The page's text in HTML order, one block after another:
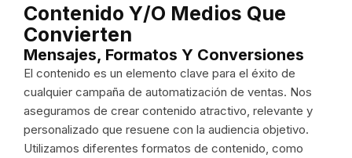
Contenido Y/o Medios Que
Convierten
Mensajes, Formatos Y Conversiones
El contenido es un elemento clave para el éxito de
cualquier campaña de automatización de ventas. Nos
aseguramos de crear contenido atractivo, relevante y
personalizado que resuene con la audiencia objetivo.
Utilizamos diferentes formatos de contenido, como